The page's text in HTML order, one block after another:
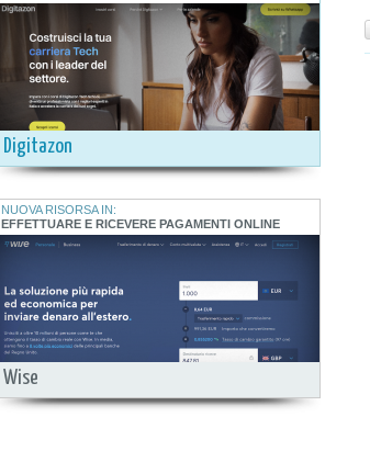
Digitazon
Wise
NUOVA RISORSA IN:
EFFETTUARE E RICEVERE PAGAMENTI ONLINE